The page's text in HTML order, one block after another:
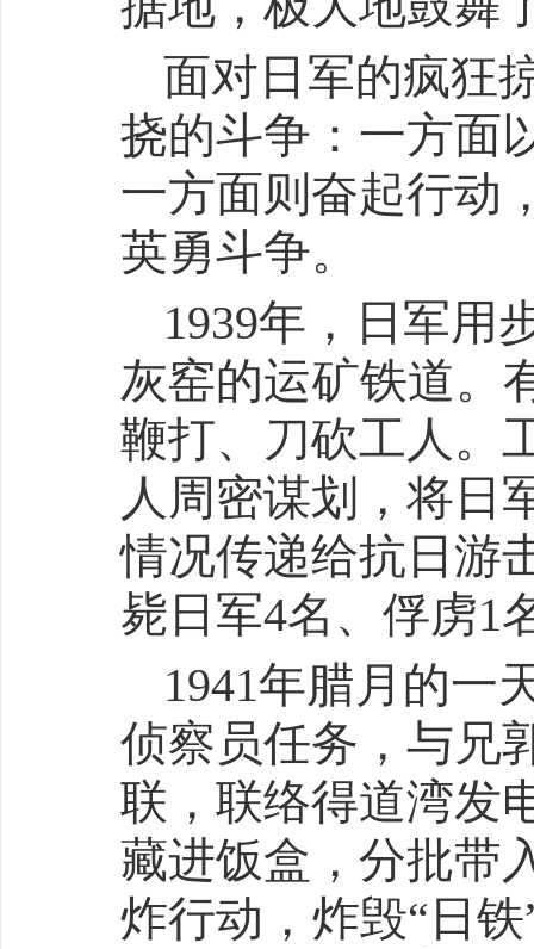
面对日军的疯狂
挠的斗争：一方面
一方面则奋起行动
英勇斗争。
1939年，日军用
灰窑的运矿铁道。
鞭打、刀砍工人。
人周密谋划，将日
情况传递给抗日游
毙日军4名、俘虏1
1941年腊月的一
侦察员任务，与兄
联，联络得道湾发
藏进饭盒，分批带
炸行动，炸毁“日